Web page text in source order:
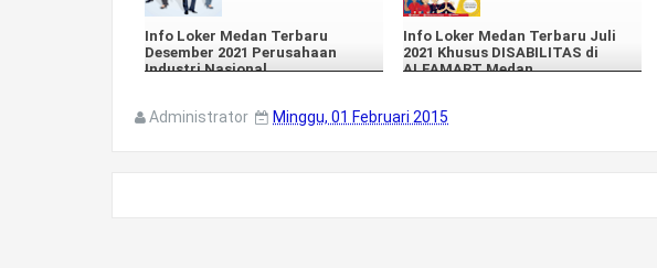
Info Loker Medan Terbaru
Desember 2021 Perusahaan
Industri Nasional
Info Loker Medan Terbaru Juli
2021 Khusus DISABILITAS di
ALFAMART Medan
Administrator Minggu, 01 Februari 2015